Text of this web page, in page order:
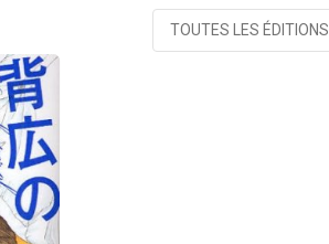
TOUTES LES ÉDITIONS